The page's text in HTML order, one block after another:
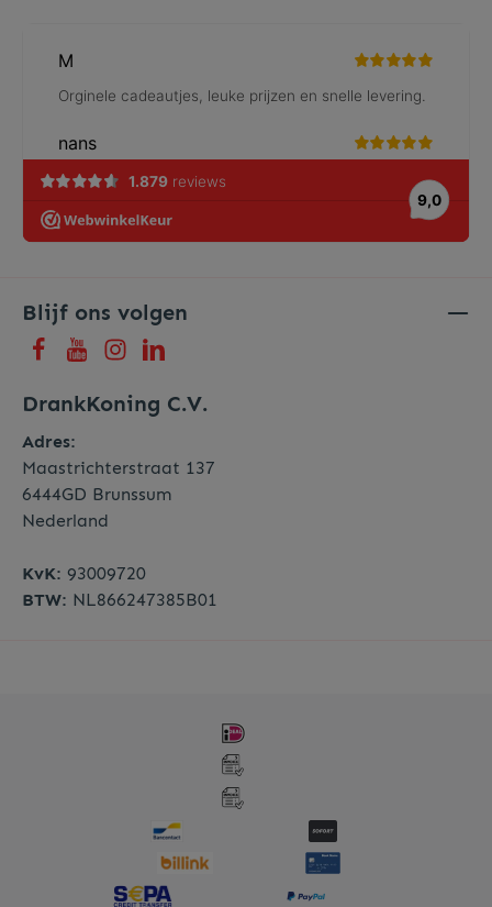
Blijf ons volgen
DrankKoning C.V.
Adres:
Maastrichterstraat 137
6444GD Brunssum
Nederland
KvK: 93009720
BTW: NL866247385B01